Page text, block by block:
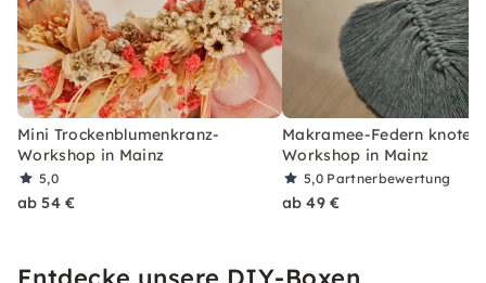
Mini Trockenblumenkranz-
Workshop in Mainz
5,0
ab 54 €
Makramee-Federn knoten
Workshop in Mainz
5,0 Partnerbewertung
ab 49 €